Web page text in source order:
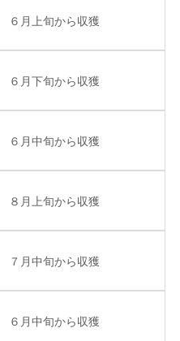
６月上旬から収獲
６月下旬から収獲
６月中旬から収獲
８月上旬から収獲
７月中旬から収獲
６月中旬から収獲